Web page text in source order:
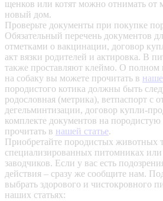
щенков или котят можно отнимать от
новый дом.
Проверьте документы при покупке
Обязательный перечень документов
отметками о вакцинации, договор
акт вязки родителей и актировка. В
также проставляют клеймо. О полном
на собаку вы можете прочитать в
породистого котика должны быть
родословная (метрика), ветпаспорт с
дегельминтизации, договор купли-
комплекте документов на
прочитать в нашей статье.
Приобретайте породистых животных
специализированных питомниках
заводчиков. Если у вас есть
действия – сразу же сообщите нам.
выбрать здорового и чистокровного
наших статьях: